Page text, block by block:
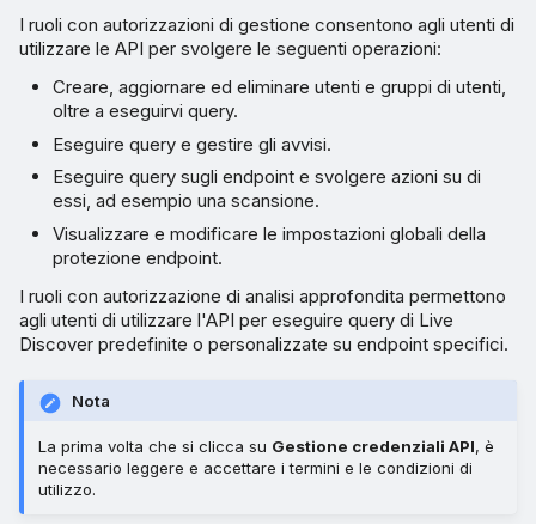
I ruoli con autorizzazioni di gestione consentono agli utenti di
utilizzare le API per svolgere le seguenti operazioni:
Creare, aggiornare ed eliminare utenti e gruppi di utenti,
oltre a eseguirvi query.
Eseguire query e gestire gli avvisi.
Eseguire query sugli endpoint e svolgere azioni su di
essi, ad esempio una scansione.
Visualizzare e modificare le impostazioni globali della
protezione endpoint.
I ruoli con autorizzazione di analisi approfondita permettono
agli utenti di utilizzare l'API per eseguire query di Live
Discover predefinite o personalizzate su endpoint specifici.
Nota
La prima volta che si clicca su Gestione credenziali API, è
necessario leggere e accettare i termini e le condizioni di
utilizzo.